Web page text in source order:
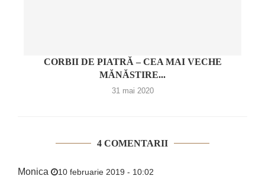
CORBII DE PIATRĂ – CEA MAI VECHE
MĂNĂSTIRE...
31 mai 2020
4 COMENTARII
Monica
10 februarie 2019 - 10:02